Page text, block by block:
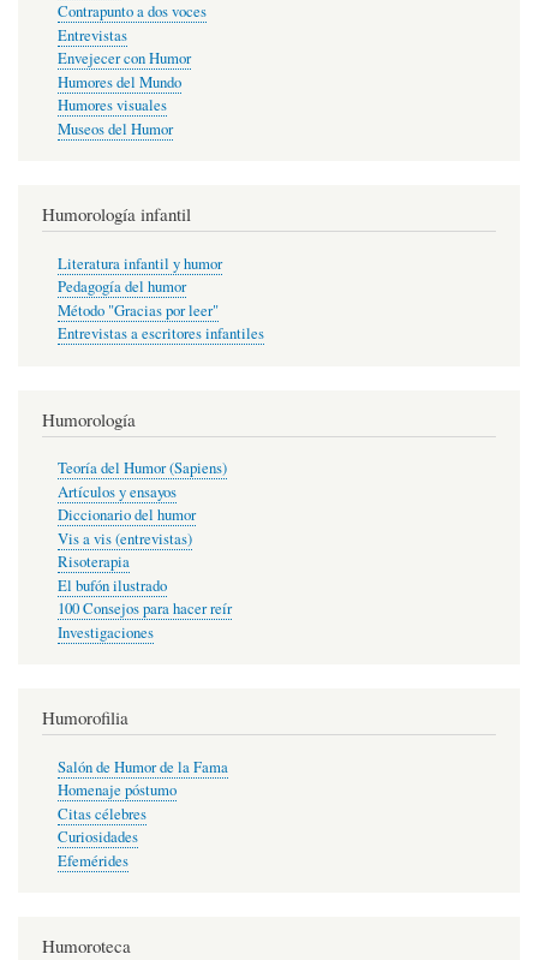
Contrapunto a dos voces
Entrevistas
Envejecer con Humor
Humores del Mundo
Humores visuales
Museos del Humor
Humorología infantil
Literatura infantil y humor
Pedagogía del humor
Método "Gracias por leer"
Entrevistas a escritores infantiles
Humorología
Teoría del Humor (Sapiens)
Artículos y ensayos
Diccionario del humor
Vis a vis (entrevistas)
Risoterapia
El bufón ilustrado
100 Consejos para hacer reír
Investigaciones
Humorofilia
Salón de Humor de la Fama
Homenaje póstumo
Citas célebres
Curiosidades
Efemérides
Humoroteca